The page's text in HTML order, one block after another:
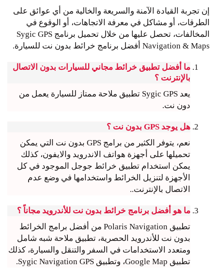
إن تجربة القيادة الآمنة والسريعة والخالية من أي عوائق على
الطرقات، أو مشاكل في معرفة الاتجاهات، أو الوقوع في
المخالفات، تحصل عليها من خلال تحميل برنامج Sygic GPS
Navigation & Maps أفضل برنامج خرائط بدون نت للسيارة.
ما أفضل تطبيق خرائط مجاني للسيارات بدون الاتصال
بالإنترنت ؟
يعد Sygic GPS تطبيق ملاحة ممتاز للسيارة يعمل من
دون نت.
هل يوجد GPS بدون نت ؟
نعم، يتوفر الكثير من برامج GPS بدون نت التي يمكن
تحميلها على أجهزة هواتف الاندرويد والايفون، كذلك
يمكن استخدام تطبيق خرائط جوجل الموجود في كل
الأجهزة لتنزيل الخرائط واستخدامها في وضع عدم
الاتصال بالإنترنت..
ما هو أفضل برنامج خرائط بدون نت للأندرويد مجاناً ؟
تطبيق Polaris Navigation من أفضل برامج الخرائط
بدون نت للأندرويد الحصرية، تطبيق ملاحة شبه شامل
ومتعدد الاستخدامات في السفر والتنقل والسيارة، كذلك
تطبيق Google Map، وتطبيق Sygic Navigation GPS.